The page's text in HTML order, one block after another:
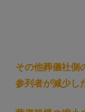
その他葬儀社側
参列者が減少し